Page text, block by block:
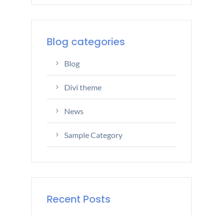
Blog categories
Blog
Divi theme
News
Sample Category
Recent Posts